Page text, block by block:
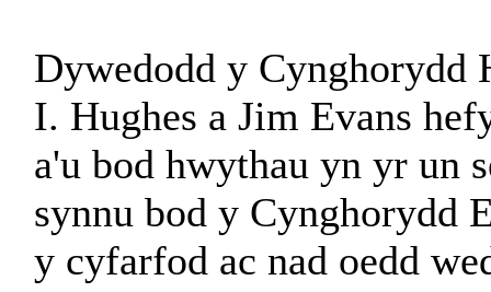
Dywedodd y Cynghorydd
I. Hughes a Jim Evans
a'u bod hwythau yn yr un
synnu bod y Cynghorydd
y cyfarfod ac nad oedd